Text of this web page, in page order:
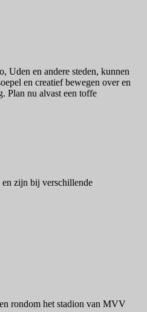
Uden en andere steden, kunnen
en creatief bewegen over en
Plan nu alvast een toffe
en zijn bij verschillende
rondom het stadion van MVV